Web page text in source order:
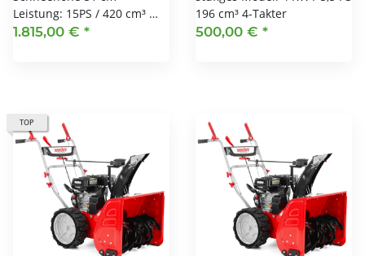
Leistung: 15PS / 420 cm³ …
1.815,00 € *
196 cm³ 4-Takter
500,00 € *
TOP